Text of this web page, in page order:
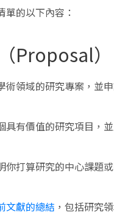
的以下內容：
Proposal）
領域的研究專案，並
有價值的研究項目，
打算研究的中心課題
文獻的總結 ，包括研究